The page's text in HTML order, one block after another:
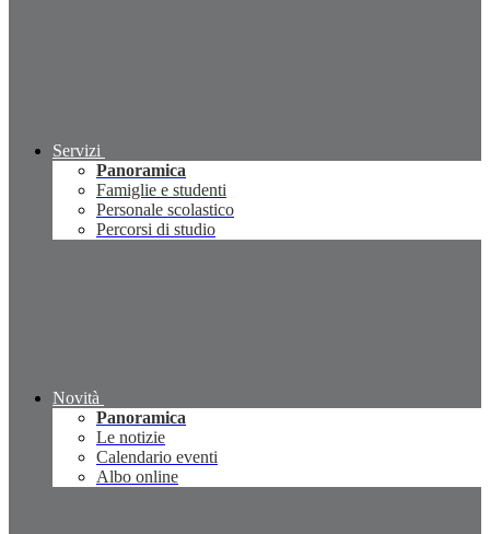
Servizi
Panoramica
Famiglie e studenti
Personale scolastico
Percorsi di studio
Novità
Panoramica
Le notizie
Calendario eventi
Albo online